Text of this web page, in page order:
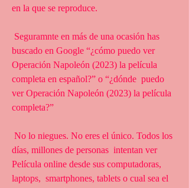
en la que se reproduce.
buscado en Google “¿cómo puedo ver
Operación Napoleón (2023) la película
completa en español?” o “¿dónde  puedo
ver Operación Napoleón (2023) la película
completa?”
días, millones de personas  intentan ver
Película online desde sus computadoras,
laptops,  smartphones, tablets o cual sea el